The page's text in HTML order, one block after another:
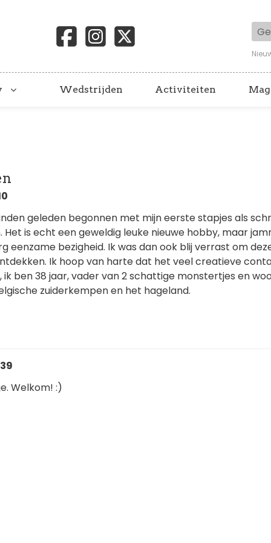
Wedstrijden Activiteiten
geleden begonnen met mijn eerste stapjes als
Het is echt een geweldig leuke nieuwe hobby, maar
eenzame bezigheid. Ik was dan ook blij verrast om
Ik hoop van harte dat het veel creatieve
ik ben 38 jaar, vader van 2 schattige monstertjes en
zuiderkempen en het hageland.
Welkom! :)